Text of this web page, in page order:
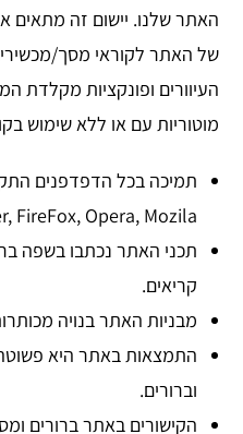
האתר שלנו. יישום זה מתאים
של האתר לקוראי מסך/
העיוורים ופונקציות מקלדת
מוטוריות עם או ללא שימוש
FireFox, Opera, Mozila).
תכני האתר נכתבו בשפה
קריאים.
מבניות האתר בנויה
התמצאות באתר היא פשוטה
וברורים.
הקישורים באתר ברורים